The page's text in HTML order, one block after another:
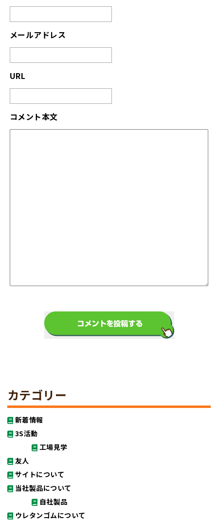
メールアドレス
URL
コメント本文
カテゴリー
新着情報
3S活動
工場見学
友人
サイトについて
当社製品について
自社製品
ウレタンゴムについて